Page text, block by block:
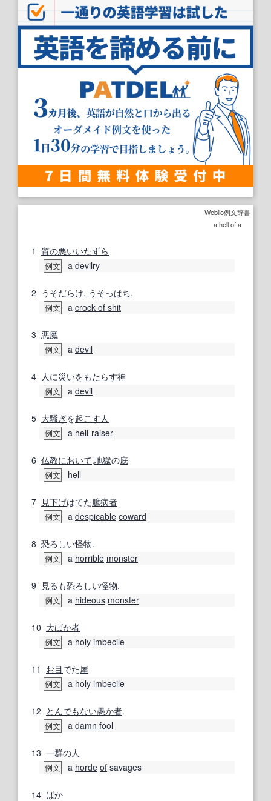
Weblio例文辞書
a hell of a
1 質の悪いいたずら
例文 a devilry
2 うそだらけ, うそっぱち.
例文 a crock of shit
3 悪魔
例文 a devil
4 人 に災いをもたらす神
例文 a devil
5 大騒ぎを起こす 人
例文 a hell‐raiser
6 仏教において,地獄の底
例文 hell
7 見下げはてた臆病者
例文 a despicable coward
8 恐ろしい怪物.
例文 a horrible monster
9 見る も恐ろしい怪物.
例文 a hideous monster
10 大ばか者
例文 a holy imbecile
11 お目でた屋
例文 a holy imbecile
12 とんでもない愚か者.
例文 a damn fool
13 一群の人
例文 a horde of savages
14 ばか